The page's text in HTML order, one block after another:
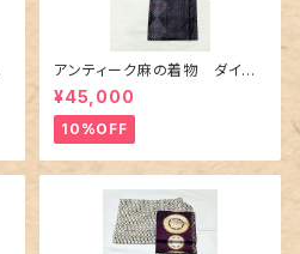
アンティーク麻の着物 ダイヤ
に市松柄の上布
¥45,000
10%OFF